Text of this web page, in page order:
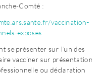
Comté :
vaccination-
exposes
se présenter sur l’un des
vacciner sur présentation
ou déclaration